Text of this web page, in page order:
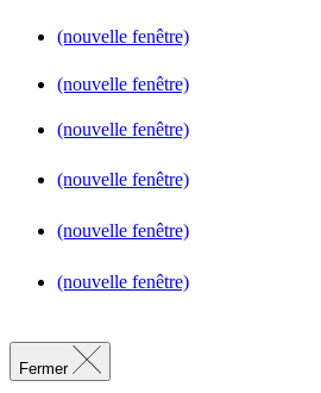
(nouvelle fenêtre)
(nouvelle fenêtre)
(nouvelle fenêtre)
(nouvelle fenêtre)
(nouvelle fenêtre)
(nouvelle fenêtre)
Fermer